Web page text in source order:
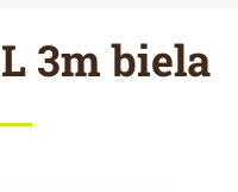
3m biela